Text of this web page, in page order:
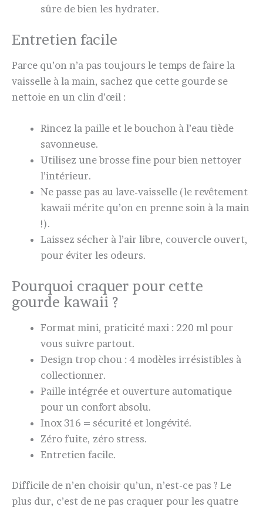
sûre de bien les hydrater.
Entretien facile
Parce qu’on n’a pas toujours le temps de faire la
vaisselle à la main, sachez que cette gourde se
nettoie en un clin d’œil :
Rincez la paille et le bouchon à l’eau tiède
savonneuse.
Utilisez une brosse fine pour bien nettoyer
l’intérieur.
Ne passe pas au lave-vaisselle (le revêtement
kawaii mérite qu’on en prenne soin à la main
!).
Laissez sécher à l’air libre, couvercle ouvert,
pour éviter les odeurs.
Pourquoi craquer pour cette
gourde kawaii ?
Format mini, praticité maxi : 220 ml pour
vous suivre partout.
Design trop chou : 4 modèles irrésistibles à
collectionner.
Paille intégrée et ouverture automatique
pour un confort absolu.
Inox 316 = sécurité et longévité.
Zéro fuite, zéro stress.
Entretien facile.
Difficile de n’en choisir qu’un, n’est-ce pas ? Le
plus dur, c’est de ne pas craquer pour les quatre